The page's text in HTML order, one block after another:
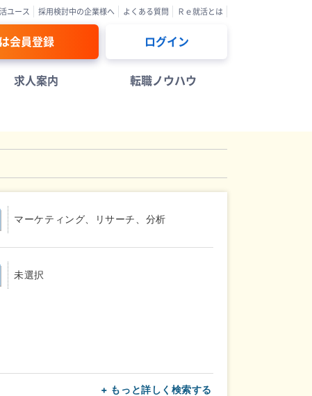
ユース 採用検討中の企業様へ よくある質問 Ｒｅ就活とは
会員登録 ログイン
求人案内 転職ノウハウ
マーケティング、リサーチ、分析
未選択
+ もっと詳しく検索する